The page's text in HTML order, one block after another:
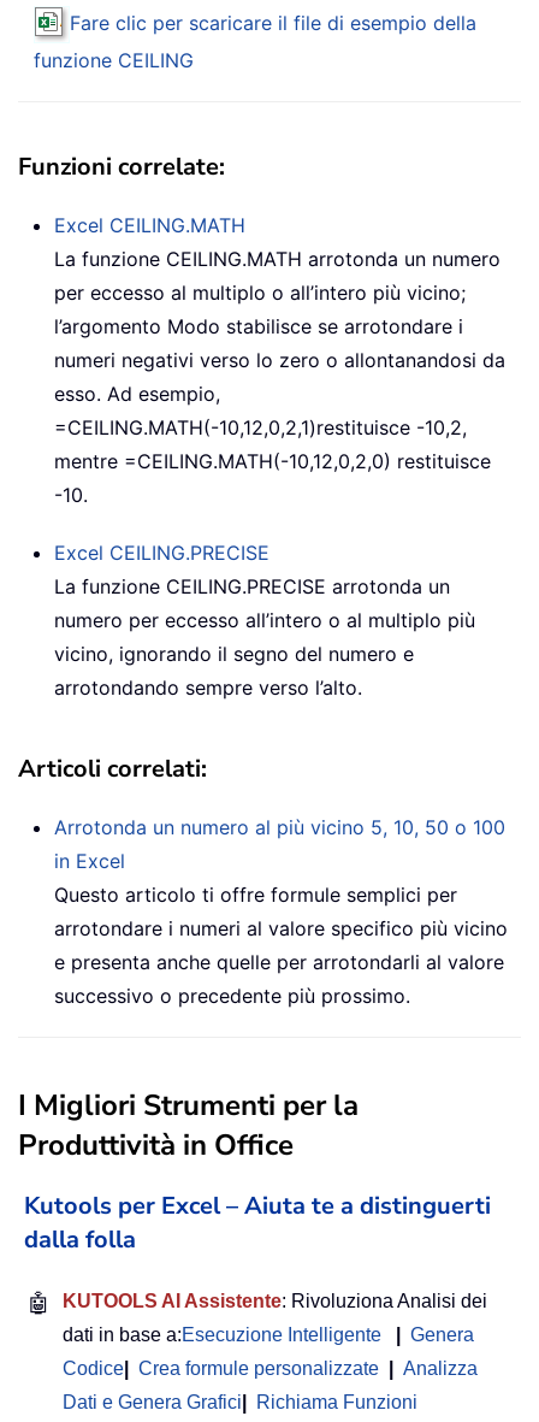
Fare clic per scaricare il file di esempio della
funzione CEILING
Funzioni correlate:
Excel CEILING.MATH
La funzione CEILING.MATH arrotonda un numero
per eccesso al multiplo o all’intero più vicino;
l’argomento Modo stabilisce se arrotondare i
numeri negativi verso lo zero o allontanandosi da
esso. Ad esempio,
=CEILING.MATH(-10,12,0,2,1)restituisce -10,2,
mentre =CEILING.MATH(-10,12,0,2,0) restituisce
-10.
Excel CEILING.PRECISE
La funzione CEILING.PRECISE arrotonda un
numero per eccesso all’intero o al multiplo più
vicino, ignorando il segno del numero e
arrotondando sempre verso l’alto.
Articoli correlati:
Arrotonda un numero al più vicino 5, 10, 50 o 100
in Excel
Questo articolo ti offre formule semplici per
arrotondare i numeri al valore specifico più vicino
e presenta anche quelle per arrotondarli al valore
successivo o precedente più prossimo.
I Migliori Strumenti per la
Produttività in Office
Kutools per Excel – Aiuta te a distinguerti
dalla folla
🤖 KUTOOLS AI Assistente: Rivoluziona Analisi dei
dati in base a:Esecuzione Intelligente
Genera
Codice
Crea formule personalizzate
Analizza
Dati e Genera Grafici
Richiama Funzioni